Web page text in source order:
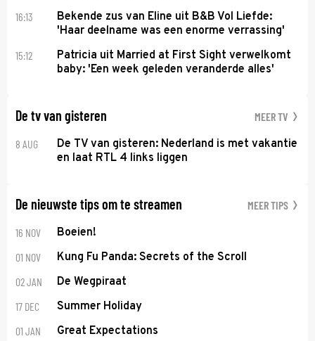
16:13
Bekende zus van Eline uit B&B Vol Liefde:
'Haar deelname was een enorme verrassing'
15:12
Patricia uit Married at First Sight verwelkomt
baby: 'Een week geleden veranderde alles'
De tv van gisteren MEER TV
8 AUG
De TV van gisteren: Nederland is met vakantie
en laat RTL 4 links liggen
De nieuwste tips om te streamen MEER TIPS
16 NOV Boeien!
01 NOV Kung Fu Panda: Secrets of the Scroll
02 JAN De Wegpiraat
17 DEC Summer Holiday
01 JAN Great Expectations